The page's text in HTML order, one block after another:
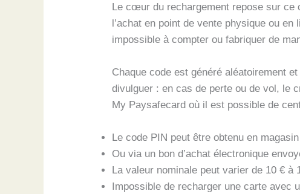
Le cœur du rechargement repose sur ce
l’achat en point de vente physique ou
impossible à compter ou fabriquer de
Chaque code est généré aléatoirement
divulguer : en cas de perte ou de vol, le
My Paysafecard où il est possible de
Le code PIN peut être obtenu en
Ou via un bon d’achat électronique
La valeur nominale peut varier de 10 € à
Impossible de recharger une carte avec